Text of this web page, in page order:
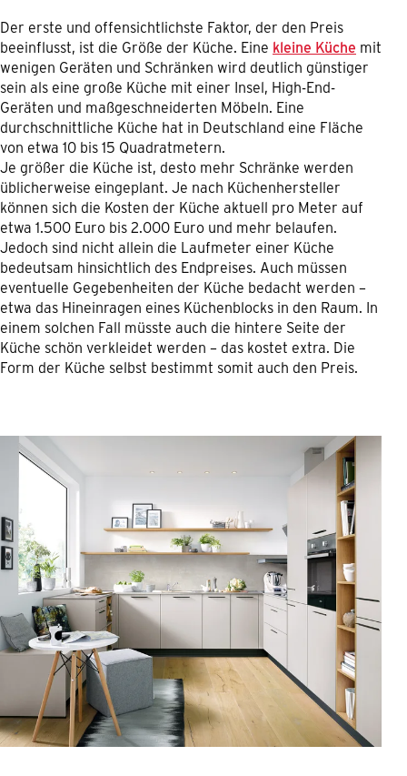
Der erste und offensichtlichste Faktor, der den Preis
beeinflusst, ist die Größe der Küche. Eine kleine Küche mit
wenigen Geräten und Schränken wird deutlich günstiger
sein als eine große Küche mit einer Insel, High-End-
Geräten und maßgeschneiderten Möbeln. Eine
durchschnittliche Küche hat in Deutschland eine Fläche
von etwa 10 bis 15 Quadratmetern.
Je größer die Küche ist, desto mehr Schränke werden
üblicherweise eingeplant. Je nach Küchenhersteller
können sich die Kosten der Küche aktuell pro Meter auf
etwa 1.500 Euro bis 2.000 Euro und mehr belaufen.
Jedoch sind nicht allein die Laufmeter einer Küche
bedeutsam hinsichtlich des Endpreises. Auch müssen
eventuelle Gegebenheiten der Küche bedacht werden –
etwa das Hineinragen eines Küchenblocks in den Raum. In
einem solchen Fall müsste auch die hintere Seite der
Küche schön verkleidet werden – das kostet extra. Die
Form der Küche selbst bestimmt somit auch den Preis.